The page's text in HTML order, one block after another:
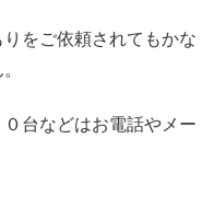
をご依頼されてもかな
台などはお電話やメー